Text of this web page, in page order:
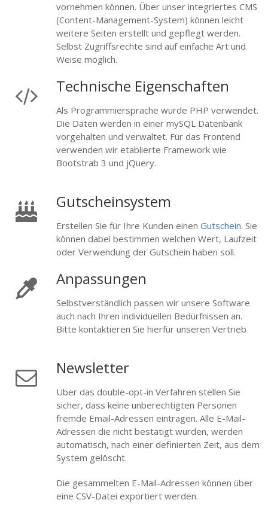
vornehmen können. Über unser integriertes CMS
(Content-Management-System) können leicht
weitere Seiten erstellt und gepflegt werden.
Selbst Zugriffsrechte sind auf einfache Art und
Weise möglich.
Technische Eigenschaften
Als Programmiersprache wurde PHP verwendet.
Die Daten werden in einer mySQL Datenbank
vorgehalten und verwaltet. Für das Frontend
verwenden wir etablierte Framework wie
Bootstrab 3 und jQuery.
Gutscheinsystem
Erstellen Sie für Ihre Kunden einen Gutschein. Sie
können dabei bestimmen welchen Wert, Laufzeit
oder Verwendung der Gutschein haben soll.
Anpassungen
Selbstverständlich passen wir unsere Software
auch nach Ihren individuellen Bedürfnissen an.
Bitte kontaktieren Sie hierfür unseren Vertrieb
Newsletter
Über das double-opt-in Verfahren stellen Sie
sicher, dass keine unberechtigten Personen
fremde Email-Adressen eintragen. Alle E-Mail-
Adressen die nicht bestätigt wurden, werden
automatisch, nach einer definierten Zeit, aus dem
System gelöscht.
Die gesammelten E-Mail-Adressen können über
eine CSV-Datei exportiert werden.